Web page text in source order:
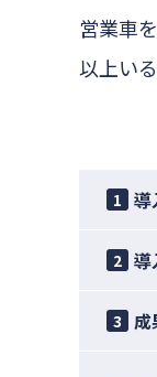
営業車
以上い
1 導
2 導
3 成